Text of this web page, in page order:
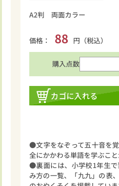
A2判 両面カラー
価格： 88 円（税込）
購入点数
カゴに入れる
●文字をなぞって五十音を
全にかかわる単語を学ぶこと
●裏面には、小学校1年生
み方の一覧、「九九」の表